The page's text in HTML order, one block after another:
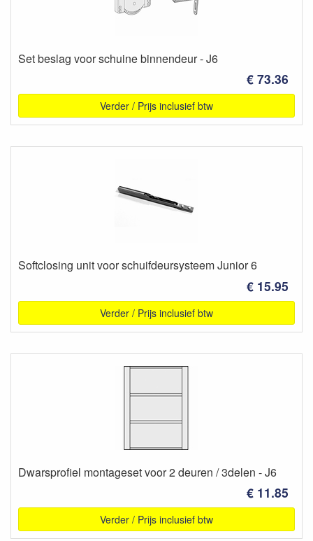
Set beslag voor schuine binnendeur - J6
€ 73.36
Verder / Prijs inclusief btw
Softclosing unit voor schuifdeursysteem Junior 6
€ 15.95
Verder / Prijs inclusief btw
Dwarsprofiel montageset voor 2 deuren / 3delen - J6
€ 11.85
Verder / Prijs inclusief btw